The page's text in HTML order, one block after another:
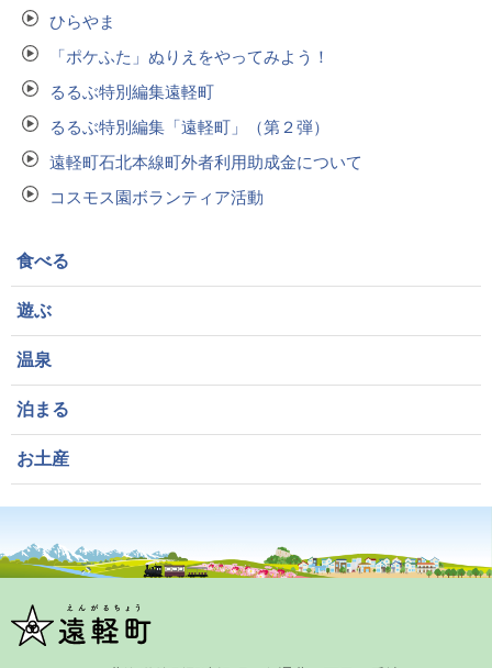
ひらやま
「ポケふた」ぬりえをやってみよう！
るるぶ特別編集遠軽町
るるぶ特別編集「遠軽町」（第２弾）
遠軽町石北本線町外者利用助成金について
コスモス園ボランティア活動
食べる
遊ぶ
温泉
泊まる
お土産